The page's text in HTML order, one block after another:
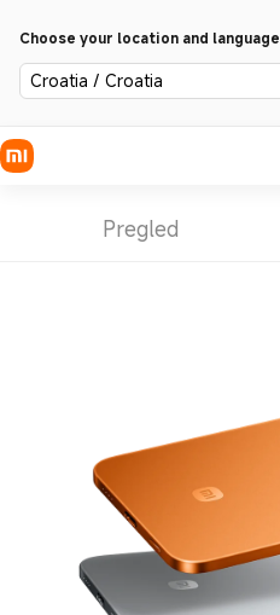
Choose your location and language
Croatia / Croatia
Pregled